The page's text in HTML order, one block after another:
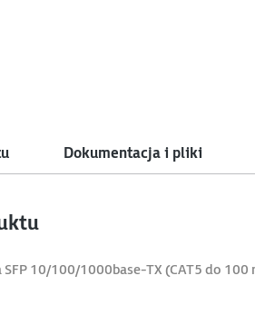
Dokumentacja i pliki
SFP 10/100/1000base-TX (CAT5 do